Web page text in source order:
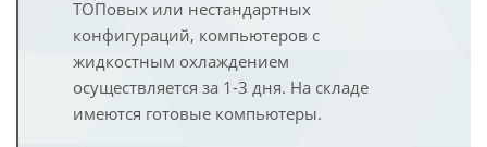
ТОПовых или нестандартных
конфигураций, компьютеров с
жидкостным охлаждением
осуществляется за 1-3 дня. На складе
имеются готовые компьютеры.